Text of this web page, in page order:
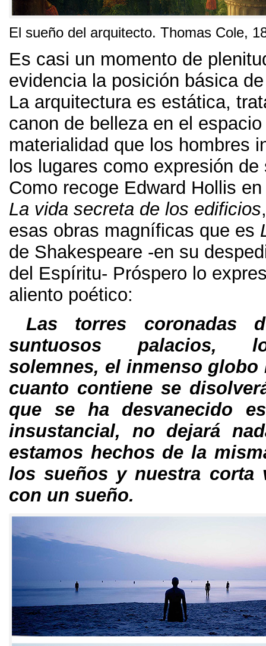
El sueño del arquitecto. Thomas Cole,
Es casi un momento de
evidencia la posición básica
La arquitectura es estática,
canon de belleza en el
materialidad que los hombres
los lugares como expresión
Como recoge Edward Hollis
La vida secreta de los edificios
esas obras magníficas que es
de Shakespeare -en su
del Espíritu- Próspero lo
aliento poético:
Las torres coronadas
suntuosos palacios,
solemnes, el inmenso
cuanto contiene se
que se ha desvanecido
insustancial, no dejará
estamos hechos de la
los sueños y nuestra corta
con un sueño.